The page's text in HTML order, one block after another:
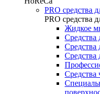
PRO средства
PRO средства
Жидкое
Средства
Средства
Средства
Средства